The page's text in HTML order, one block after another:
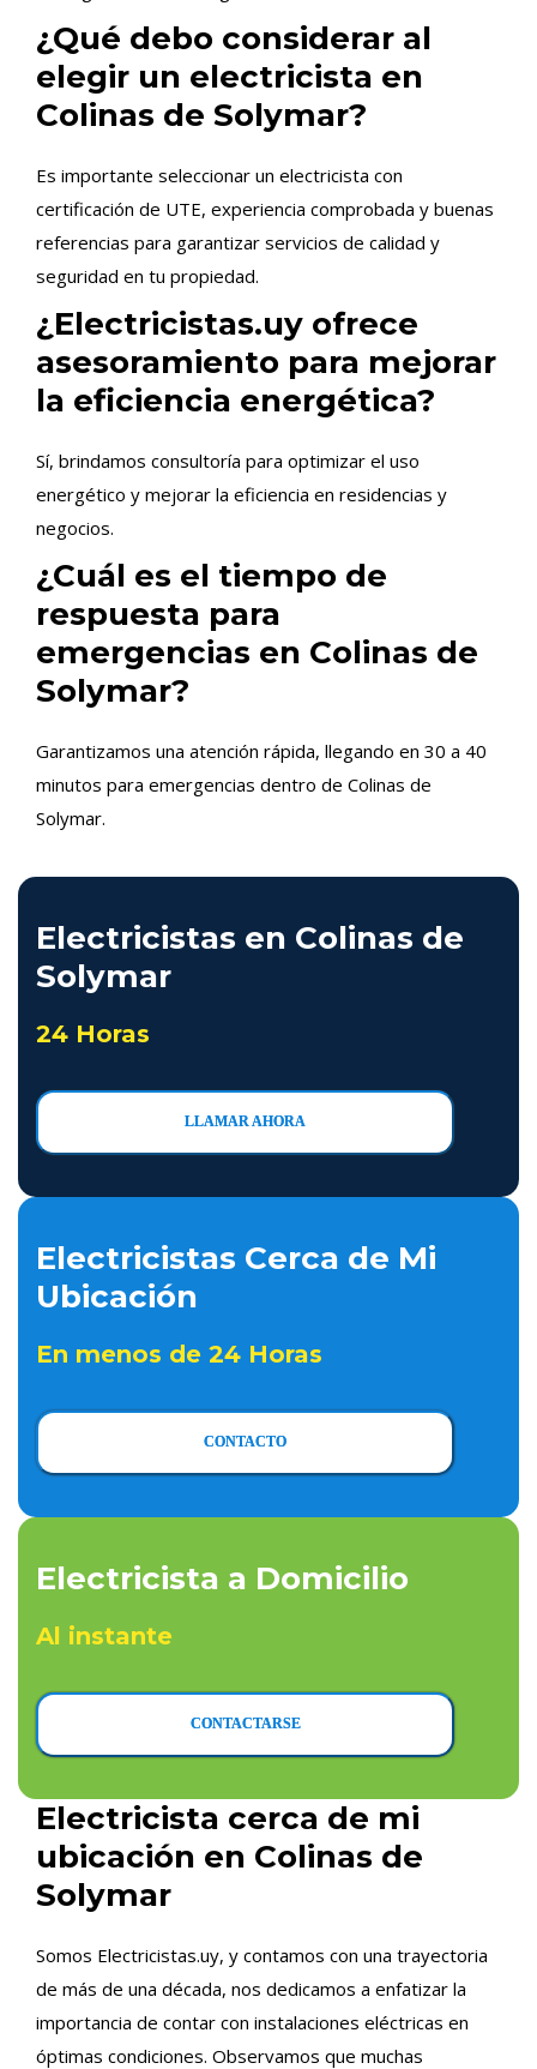
¿Qué debo considerar al
elegir un electricista en
Colinas de Solymar?
Es importante seleccionar un electricista con
certificación de UTE, experiencia comprobada y buenas
referencias para garantizar servicios de calidad y
seguridad en tu propiedad.
¿Electricistas.uy ofrece
asesoramiento para mejorar
la eficiencia energética?
Sí, brindamos consultoría para optimizar el uso
energético y mejorar la eficiencia en residencias y
negocios.
¿Cuál es el tiempo de
respuesta para
emergencias en Colinas de
Solymar?
Garantizamos una atención rápida, llegando en 30 a 40
minutos para emergencias dentro de Colinas de
Solymar.
Electricistas en Colinas de
Solymar
24 Horas
LLAMAR AHORA
Electricistas Cerca de Mi
Ubicación
En menos de 24 Horas
CONTACTO
Electricista a Domicilio
Al instante
CONTACTARSE
Electricista cerca de mi
ubicación en Colinas de
Solymar
Somos Electricistas.uy, y contamos con una trayectoria
de más de una década, nos dedicamos a enfatizar la
importancia de contar con instalaciones eléctricas en
óptimas condiciones. Observamos que muchas